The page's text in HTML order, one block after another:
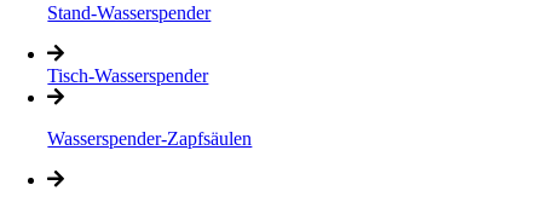
Stand-Wasserspender
Tisch-Wasserspender
Wasserspender-Zapfsäulen